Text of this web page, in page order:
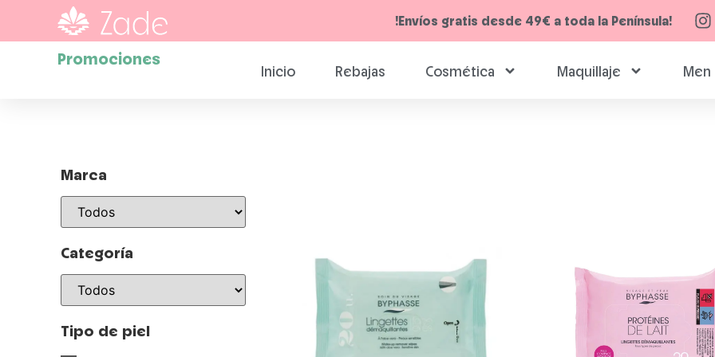
!Envíos gratis desde 49€ a toda la Península!
Promociones
Inicio Rebajas Cosmética Maquillaje Men
Marca
Categoría
Tipo de piel